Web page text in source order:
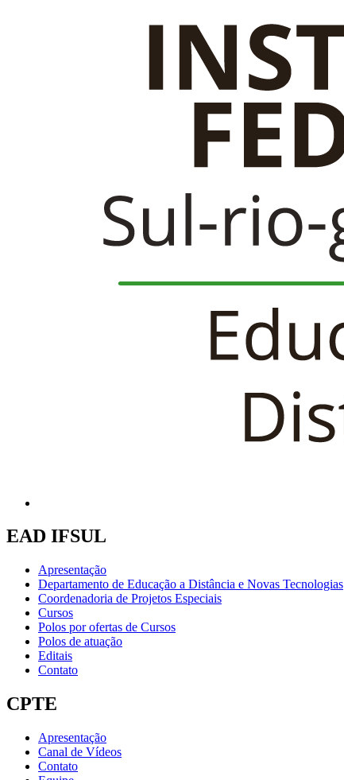
EAD IFSUL
Apresentação
Departamento de Educação a Distância e Novas Tecnologias
Coordenadoria de Projetos Especiais
Cursos
Polos por ofertas de Cursos
Polos de atuação
Editais
Contato
CPTE
Apresentação
Canal de Vídeos
Contato